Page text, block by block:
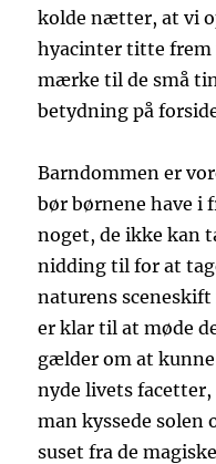
kolde nætter, at vi
hyacinter titte frem
mærke til de små
betydning på
Barndommen er
bør børnene have i
noget, de ikke kan
nidding til for at
naturens
er klar til at møde
gælder om at
nyde livets
man kyssede solen
suset fra de